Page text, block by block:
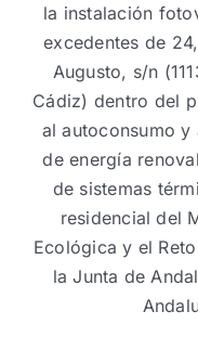
la instalación
excedentes de
Augusto, s/n
Cádiz) dentro del
al autoconsumo y
de energía
de sistemas
residencial del
Ecológica y el
la Junta de